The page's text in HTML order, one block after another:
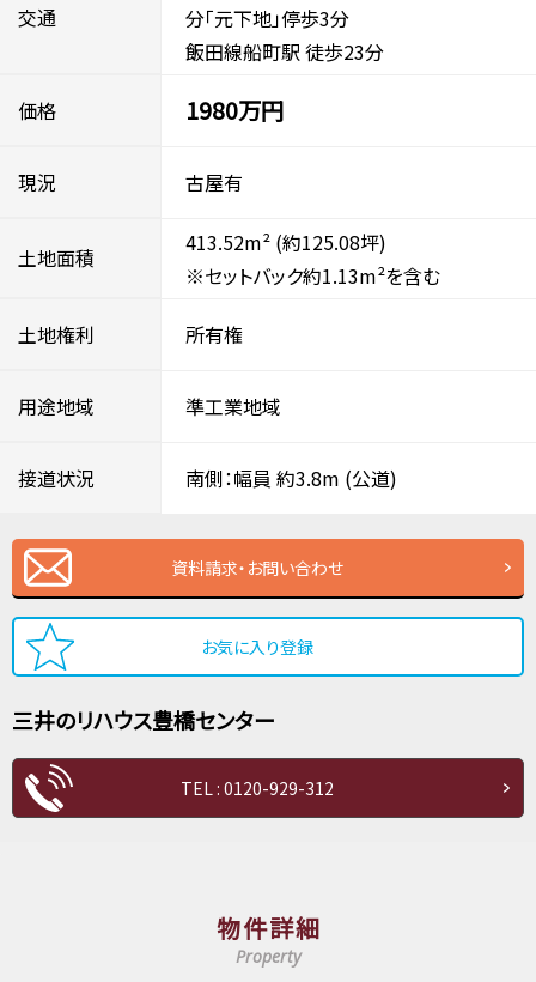
交通
分「元下地」停歩3分
飯田線船町駅 徒歩23分
価格 1980万円
現況 古屋有
土地面積
413.52m² (約125.08坪)
※セットバック約1.13m²を含む
土地権利 所有権
用途地域 準工業地域
接道状況 南側：幅員 約3.8m (公道)
資料請求・お問い合わせ
お気に入り登録
三井のリハウス豊橋センター
TEL : 0120-929-312
物件詳細
Property